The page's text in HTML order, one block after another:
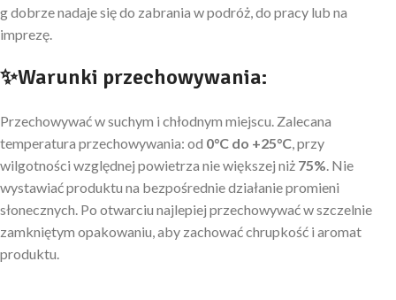
g dobrze nadaje się do zabrania w podróż, do pracy lub na
imprezę.
✨Warunki przechowywania:
Przechowywać w suchym i chłodnym miejscu. Zalecana
temperatura przechowywania: od 0°C do +25°C, przy
wilgotności względnej powietrza nie większej niż 75%. Nie
wystawiać produktu na bezpośrednie działanie promieni
słonecznych. Po otwarciu najlepiej przechowywać w szczelnie
zamkniętym opakowaniu, aby zachować chrupkość i aromat
produktu.